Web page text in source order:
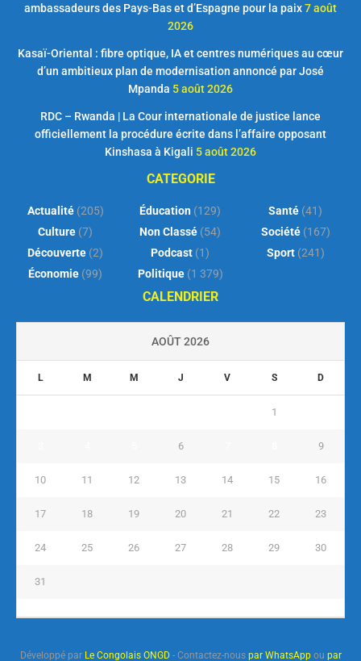
ambassadeurs des Pays-Bas et d’Espagne pour la paix7 août
2026
Kasaï-Oriental : fibre optique, IA et centres numériques au cœur
d’un ambitieux plan de modernisation annoncé par José
Mpanda 5 août 2026
RDC – Rwanda | La Cour internationale de justice lance
officiellement la procédure écrite dans l’affaire opposant
Kinshasa à Kigali 5 août 2026
CATEGORIE
Actualité(205)
Culture (7)
Découverte (2)
Économie (99)
Éducation (129)
Non Classé (54)
Podcast (1)
Politique(1 379)
Santé (41)
Société(167)
Sport(241)
CALENDRIER
AOÛT 2026
L M M J V S D
1
6 9
10 11 12 13 14 15 16
17 18 19 20 21 22 23
24 25 26 27 28 29 30
31
Développé par Le Congolais ONGD- Contactez-nous par WhatsAppou par